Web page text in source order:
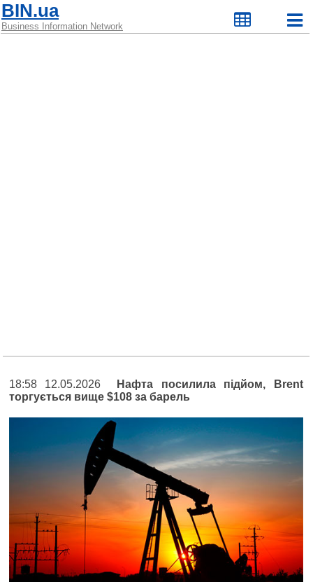
BIN.ua
Business Information Network
18:58 12.05.2026
Нафта посилила підйом, Brent
торгується вище $108 за барель